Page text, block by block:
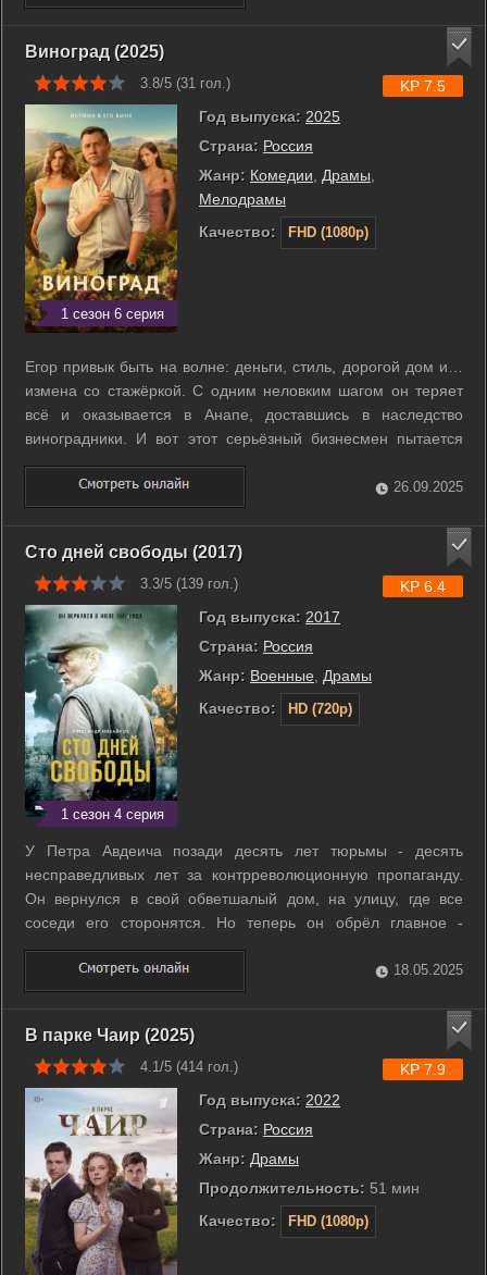
Самойлова — оказывается, это и есть тот ...
Виноград (2025)
3.8/5 (31 гол.)
1 сезон 6 серия
Год выпуска: 2025
Страна: Россия
Жанр: Комедии Драмы
Мелодрамы
Качество:
FHD (1080p)
KP 7.5
Егор привык быть на волне: деньги, стиль, дорогой дом и…
измена со стажёркой. С одним неловким шагом он теряет
всё и оказывается в Анапе, доставшись в наследство
виноградники. И вот этот серьёзный бизнесмен пытается
освоить фермерство, приспособиться к размеренному
ритму малой родины и разобраться, сможет ли вернуть не
только доход, но и ту самую ...
26.09.2025
Сто дней свободы (2017)
3.3/5 (139 гол.)
1 сезон 4 серия
Год выпуска: 2017
Страна: Россия
Жанр: Военные
Драмы
Качество:
HD (720p)
KP 6.4
У Петра Авдеича позади десять лет тюрьмы - десять
несправедливых лет за контрреволюционную пропаганду.
Он вернулся в свой обветшалый дом, на улицу, где все
соседи его сторонятся. Но теперь он обрёл главное -
свободу, с которой не намерен расставаться ни при каких
обстоятельствах. Наступление немецких войск, недоверие
внучки и её товарища - ничто ...
18.05.2025
В парке Чаир (2025)
4.1/5 (414 гол.)
Год выпуска: 2022
Страна: Россия
Жанр: Драмы
Продолжительность: 51 мин
Качество:
FHD (1080p)
KP 7.9